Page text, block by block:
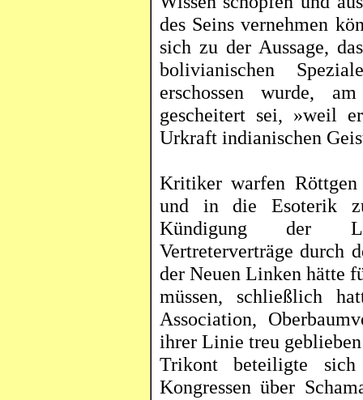
des Seins vernehmen
sich zu der Aussage,
bolivianischen
erschossen wurde,
gescheitert sei, »weil
Urkraft indianischen
Kritiker warfen Röttgen
und in die Esoterik
Kündigung der
Vertreterverträge durch
der Neuen Linken hätte
müssen, schließlich
Association,
ihrer Linie treu
Trikontbeteiligte sich
Kongressen über